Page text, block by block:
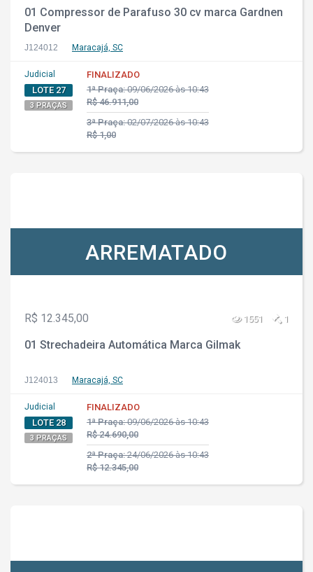
01 Compressor de Parafuso 30 cv marca Gardnen
Denver
J124012 Maracajá, SC
Judicial
LOTE 27
3 PRAÇAS
FINALIZADO
1ª Praça:09/06/2026 às 10:43
R$ 46.911,00
3ª Praça:02/07/2026 às 10:43
R$ 1,00
ARREMATADO
R$ 12.345,00 1551 1
01 Strechadeira Automática Marca Gilmak
J124013 Maracajá, SC
Judicial
LOTE 28
3 PRAÇAS
FINALIZADO
1ª Praça:09/06/2026 às 10:43
R$ 24.690,00
2ª Praça:24/06/2026 às 10:43
R$ 12.345,00